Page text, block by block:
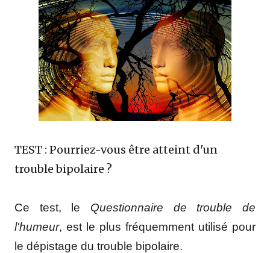
TEST : Pourriez-vous être atteint d'un
trouble bipolaire ?
Ce test, le Questionnaire de trouble de
l'humeur, est le plus fréquemment utilisé pour
le dépistage du trouble bipolaire.